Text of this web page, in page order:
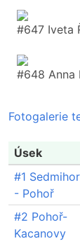
#647 Iveta
#648 Anna
Fotogalerie
Úsek
#1
- Pohoř
#2 Pohoř-
Kacanovy